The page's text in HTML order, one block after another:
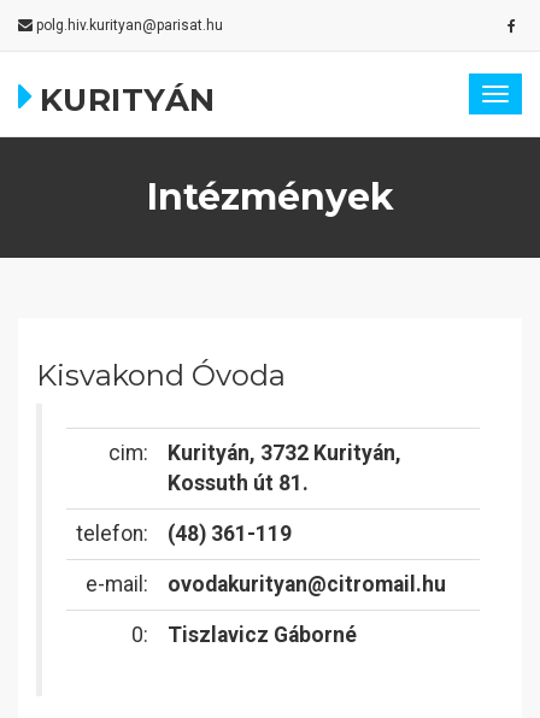
polg.hiv.kurityan@parisat.hu
KURITYÁN
Intézmények
Kisvakond Óvoda
cim:
Kurityán, 3732 Kurityán,
Kossuth út 81.
telefon: (48) 361-119
e-mail: ovodakurityan@citromail.hu
0: Tiszlavicz Gáborné